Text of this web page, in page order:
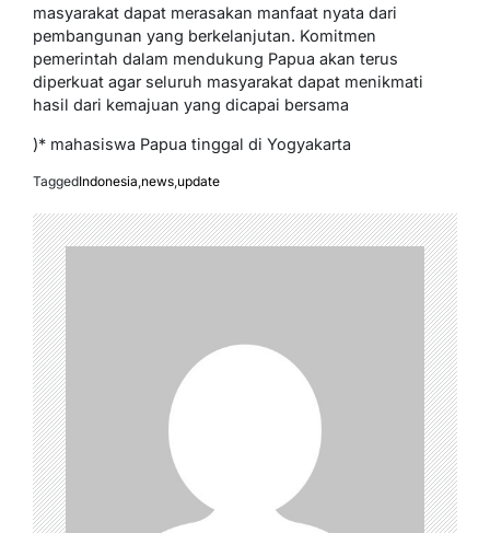
masyarakat dapat merasakan manfaat nyata dari
pembangunan yang berkelanjutan. Komitmen
pemerintah dalam mendukung Papua akan terus
diperkuat agar seluruh masyarakat dapat menikmati
hasil dari kemajuan yang dicapai bersama
)* mahasiswa Papua tinggal di Yogyakarta
TaggedIndonesia news update